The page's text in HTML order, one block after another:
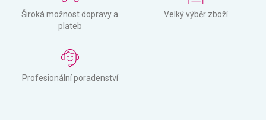
Široká možnost dopravy a
plateb
Velký výběr zboží
Profesionální poradenství